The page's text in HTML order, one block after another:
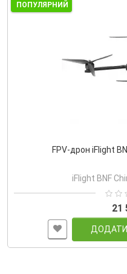
ПОПУЛЯРНИЙ
FPV-дрон iFlight
iFlight BNF
21